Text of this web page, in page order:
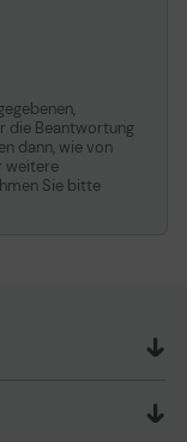
die Beantwortung
dann, wie von
weitere
Sie bitte